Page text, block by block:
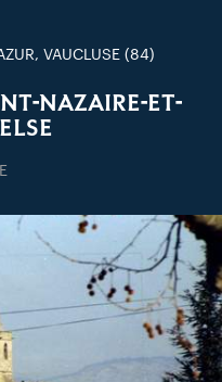
VAUCLUSE (84)
NAZAIRE-ET-